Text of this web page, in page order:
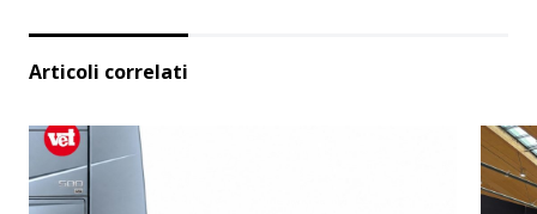
Articoli correlati